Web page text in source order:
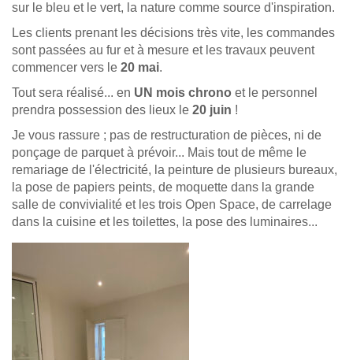
sur le bleu et le vert, la nature comme source d'inspiration.
Les clients prenant les décisions très vite, les commandes
sont passées au fur et à mesure et les travaux peuvent
commencer vers le 20 mai.
Tout sera réalisé... en UN mois chrono et le personnel
prendra possession des lieux le 20 juin !
Je vous rassure ; pas de restructuration de pièces, ni de
ponçage de parquet à prévoir... Mais tout de même le
remariage de l'électricité, la peinture de plusieurs bureaux,
la pose de papiers peints, de moquette dans la grande
salle de convivialité et les trois Open Space, de carrelage
dans la cuisine et les toilettes, la pose des luminaires...